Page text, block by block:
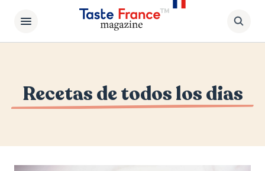
Recetas de todos los dias